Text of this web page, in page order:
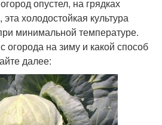
опустел, на грядках
холодостойкая культура
минимальной температуре.
огорода на зиму и какой способ
далее: